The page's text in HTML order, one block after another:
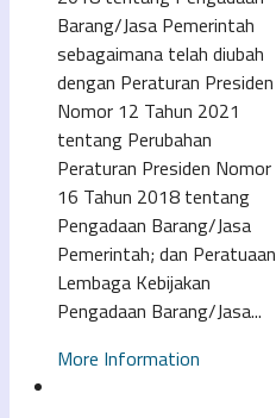
Barang/Jasa Pemerintah
sebagaimana telah diubah
dengan Peraturan Presiden
Nomor 12 Tahun 2021
tentang Perubahan
Peraturan Presiden Nomor
16 Tahun 2018 tentang
Pengadaan Barang/Jasa
Pemerintah; dan Peratuaan
Lembaga Kebijakan
Pengadaan Barang/Jasa...
More Information